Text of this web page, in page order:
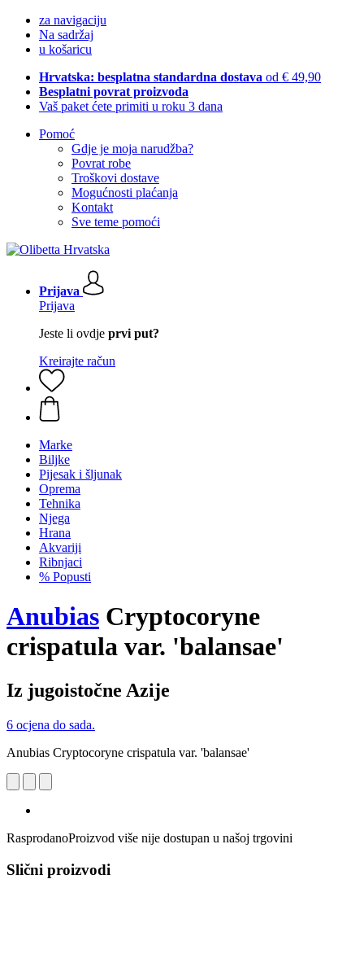
za navigaciju
Na sadržaj
u košaricu
Hrvatska: besplatna standardna dostava od € 49,90
Besplatni povrat proizvoda
Vaš paket ćete primiti u roku 3 dana
Pomoć
Gdje je moja narudžba?
Povrat robe
Troškovi dostave
Mogućnosti plaćanja
Kontakt
Sve teme pomoći
Prijava
Prijava
Jeste li ovdje prvi put?
Kreirajte račun
Marke
Biljke
Pijesak i šljunak
Oprema
Tehnika
Njega
Hrana
Akvariji
Ribnjaci
% Popusti
Anubias Cryptocoryne
crispatula var. 'balansae'
Iz jugoistočne Azije
6 ocjena do sada.
Anubias Cryptocoryne crispatula var. 'balansae'
RasprodanoProizvod više nije dostupan u našoj trgovini
Slični proizvodi